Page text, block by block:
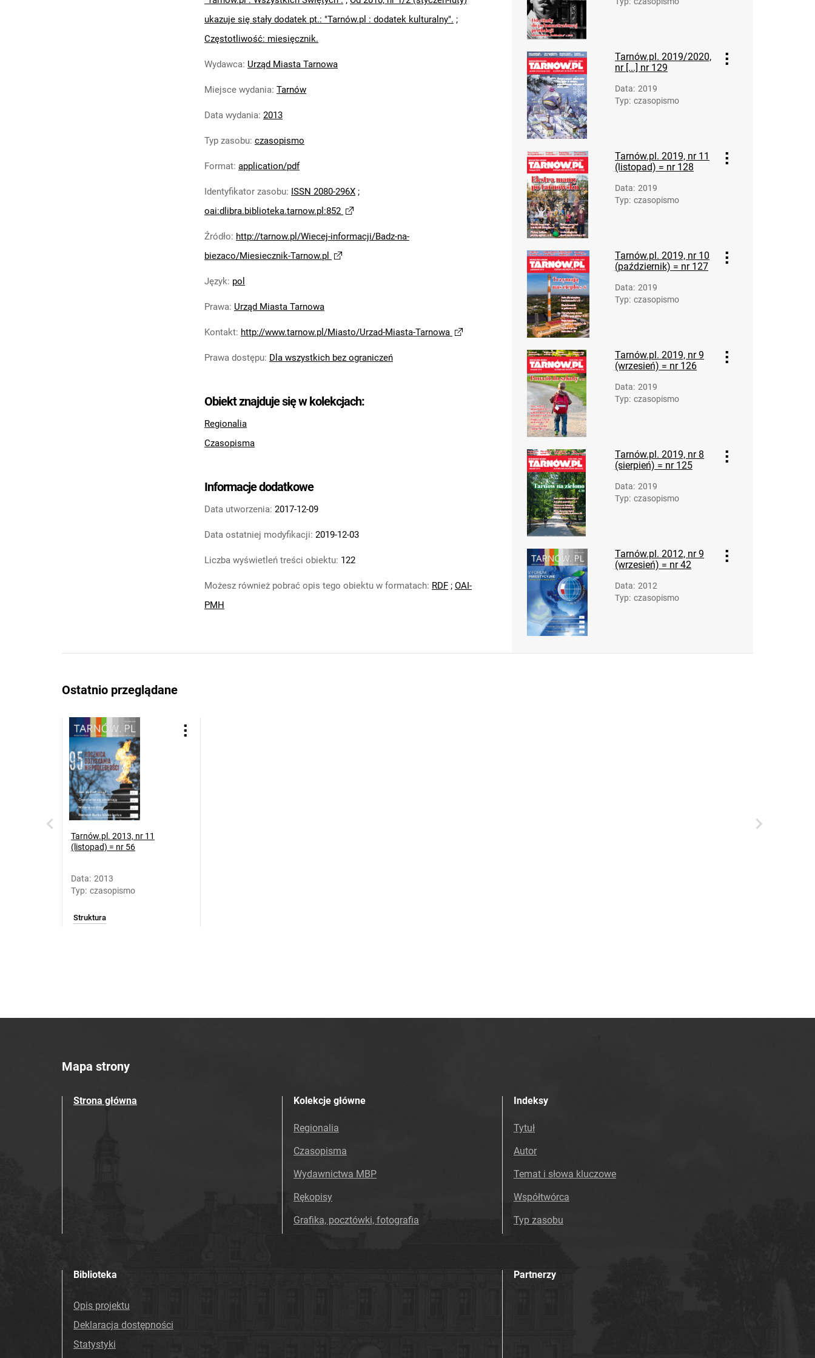
Tarnów.pl. 2014
Tarnów.pl. 2015
Tarnów.pl. 2016
Tarnów.pl. 2017
Tarnów.pl. 2018
Tarnów.pl. 2019
Tarnów.pl. 2020
Tarnów.pl. 2021
Tarnów.pl. 2022
Tarnów.pl. 2023
Tarnów.pl.2024
ukazuje się stały dodatek pt.: "Tarnów.pl : dodatek kulturalny". ;
Częstotliwość: miesięcznik.
Wydawca: Urząd Miasta Tarnowa
Miejsce wydania: Tarnów
Data wydania: 2013
Typ zasobu: czasopismo
Format: application/pdf
Identyfikator zasobu: ISSN 2080-296X ;
oai:dlibra.biblioteka.tarnow.pl:852
Źródło: http://tarnow.pl/Wiecej-informacji/Badz-na-
biezaco/Miesiecznik-Tarnow.pl
Język: pol
Prawa: Urząd Miasta Tarnowa
Kontakt: http://www.tarnow.pl/Miasto/Urzad-Miasta-Tarnowa
Prawa dostępu: Dla wszystkich bez ograniczeń
Obiekt znajduje się w kolekcjach:
Regionalia
Czasopisma
Informacje dodatkowe
Data utworzenia: 2017-12-09
Data ostatniej modyfikacji: 2019-12-03
Liczba wyświetleń treści obiektu: 122
Możesz również pobrać opis tego obiektu w formatach: RDF ; OAI-
PMH
Tarnów.pl. 2019/2020,
nr [...] nr 129
Data: 2019
Typ: czasopismo
Tarnów.pl. 2019, nr 11
(listopad) = nr 128
Data: 2019
Typ: czasopismo
Tarnów.pl. 2019, nr 10
(październik) = nr 127
Data: 2019
Typ: czasopismo
Tarnów.pl. 2019, nr 9
(wrzesień) = nr 126
Data: 2019
Typ: czasopismo
Tarnów.pl. 2019, nr 8
(sierpień) = nr 125
Data: 2019
Typ: czasopismo
Tarnów.pl. 2012, nr 9
(wrzesień) = nr 42
Data: 2012
Typ: czasopismo
Ostatnio przeglądane
Tarnów.pl. 2013, nr 11
(listopad) = nr 56
Data: 2013
Typ: czasopismo
Struktura
Mapa strony
Strona główna Kolekcje główne
Regionalia
Czasopisma
Wydawnictwa MBP
Rękopisy
Grafika, pocztówki, fotografia
Indeksy
Tytuł
Autor
Temat i słowa kluczowe
Współtwórca
Typ zasobu
Biblioteka
Opis projektu
Deklaracja dostępności
Statystyki
Partnerzy